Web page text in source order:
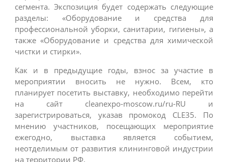
сегмента. Экспозиция будет содержать следующие
разделы: «Оборудование и средства для
профессиональной уборки, санитарии, гигиены», а
также «Оборудование и средства для химической
чистки и стирки».
Как и в предыдущие годы, взнос за участие в
мероприятии вносить не нужно. Всем, кто
планирует посетить выставку, необходимо перейти
на сайт cleanexpo-moscow.ru/ru-RU и
зарегистрироваться, указав промокод CLE35. По
мнению участников, посещающих мероприятие
ежегодно, выставка является событием,
неотделимым от развития клининговой индустрии
на территории РФ.